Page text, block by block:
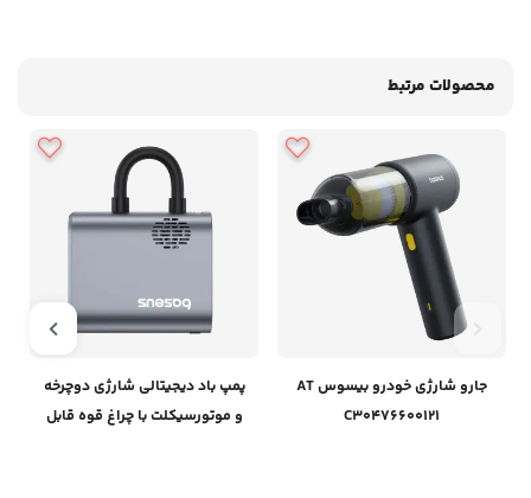
محصولات مرتبط
جارو شارژی خودرو بیسوس AT
C30476600121
پمپ باد دیجیتالی شارژی دوچرخه
و موتورسیکلت‌ با چراغ قوه قابل